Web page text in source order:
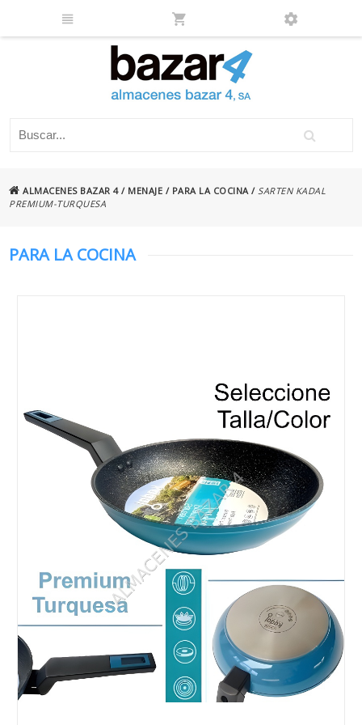
ALMACENES BAZAR 4/ MENAJE / PARA LA COCINA / SARTEN KADAL
PREMIUM-TURQUESA
PARA LA COCINA